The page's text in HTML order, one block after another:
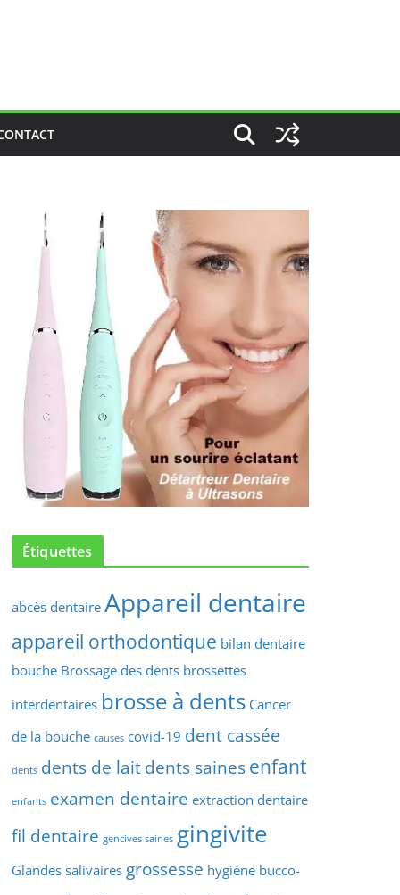
Étiquettes
abcès dentaire Appareil dentaire
appareil orthodontique bilan dentaire
bouche Brossage des dents brossettes
interdentaires brosse à dents Cancer
de la bouche causes covid-19 dent cassée
dents dents de lait dents saines enfant
enfants examen dentaire extraction dentaire
fil dentaire gencives saines gingivite
Glandes salivaires grossesse hygiène bucco-